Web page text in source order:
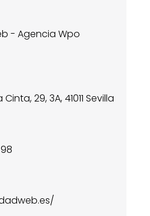
- Agencia Wpo
29, 3A, 41011 Sevilla